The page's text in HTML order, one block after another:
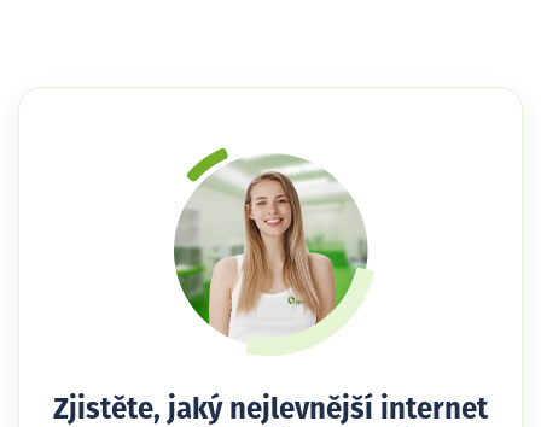
Zjistěte, jaký nejlevnější internet